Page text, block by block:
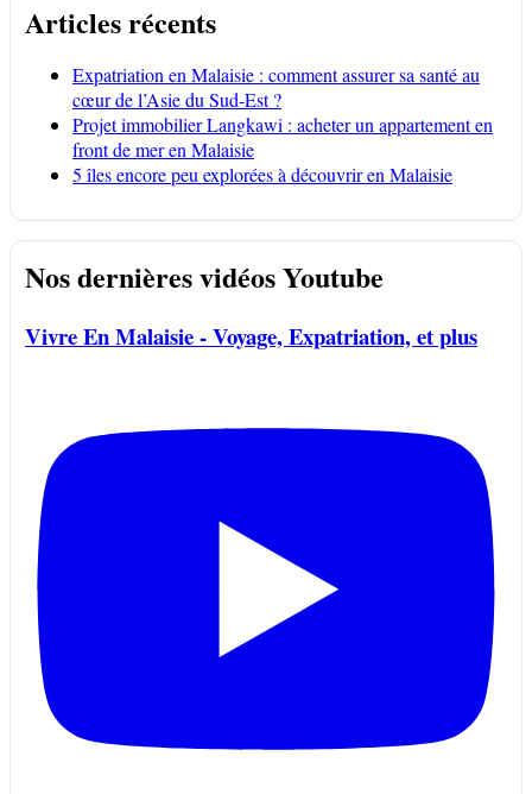
Articles récents
Expatriation en Malaisie : comment assurer sa santé au
cœur de l’Asie du Sud-Est ?
Projet immobilier Langkawi : acheter un appartement en
front de mer en Malaisie
5 îles encore peu explorées à découvrir en Malaisie
Nos dernières vidéos Youtube
Vivre En Malaisie - Voyage, Expatriation, et plus